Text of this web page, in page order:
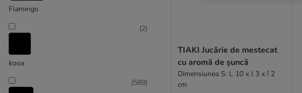
Flamingo
kooa
(2)
(588)
TIAKI Jucărie de mestecat
cu aromă de șuncă
Dimensiunea S: L 10 x l 3 x î 2
cm